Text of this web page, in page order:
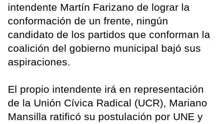
intendente Martín Farizano de lograr la
conformación de un frente, ningún
candidato de los partidos que conforman la
coalición del gobierno municipal bajó sus
aspiraciones.
El propio intendente irá en representación
de la Unión Cívica Radical (UCR), Mariano
Mansilla ratificó su postulación por UNE y